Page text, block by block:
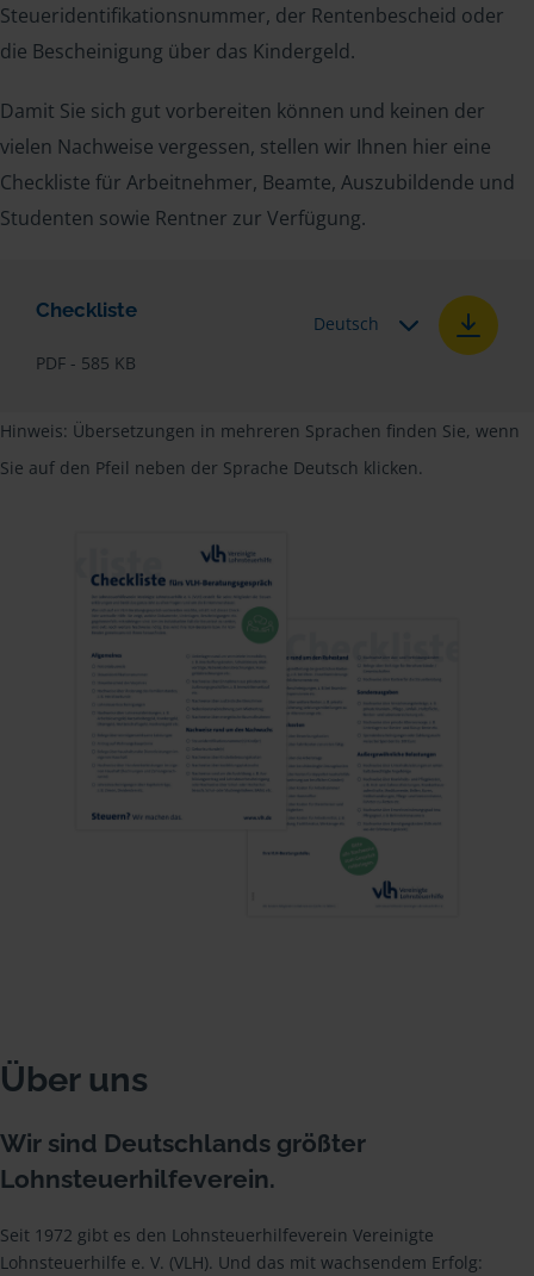
Steueridentifikationsnummer, der Rentenbescheid oder
die Bescheinigung über das Kindergeld.
Damit Sie sich gut vorbereiten können und keinen der
vielen Nachweise vergessen, stellen wir Ihnen hier eine
Checkliste für Arbeitnehmer, Beamte, Auszubildende und
Studenten sowie Rentner zur Verfügung.
Checkliste
PDF - 585 KB
Deutsch
Hinweis: Übersetzungen in mehreren Sprachen finden Sie, wenn
Sie auf den Pfeil neben der Sprache Deutsch klicken.
Über uns
Wir sind Deutschlands größter
Lohnsteuerhilfeverein.
Seit 1972 gibt es den Lohnsteuerhilfeverein Vereinigte
Lohnsteuerhilfe e. V. (VLH). Und das mit wachsendem Erfolg: